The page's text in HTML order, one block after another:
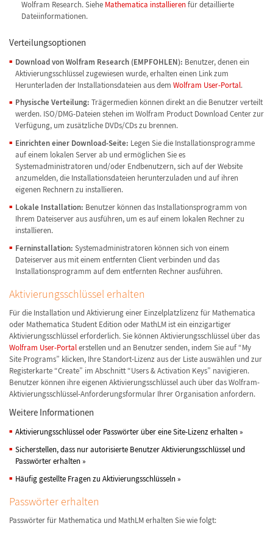
Wolfram Research. Siehe Mathematica installierenfür detaillierte
Dateiinformationen.
Verteilungsoptionen
Download von Wolfram Research (EMPFOHLEN): Benutzer, denen ein
Aktivierungsschlüssel zugewiesen wurde, erhalten einen Link zum
Herunterladen der Installationsdateien aus dem Wolfram User-Portal.
Physische Verteilung: Trägermedien können direkt an die Benutzer verteilt
werden. ISO/DMG-Dateien stehen im Wolfram Product Download Center zur
Verfügung, um zusätzliche DVDs/CDs zu brennen.
Einrichten einer Download-Seite: Legen Sie die Installationsprogramme
auf einem lokalen Server ab und ermöglichen Sie es
Systemadministratoren und/oder Endbenutzern, sich auf der Website
anzumelden, die Installationsdateien herunterzuladen und auf ihren
eigenen Rechnern zu installieren.
Lokale Installation: Benutzer können das Installationsprogramm von
Ihrem Dateiserver aus ausführen, um es auf einem lokalen Rechner zu
installieren.
Ferninstallation: Systemadministratoren können sich von einem
Dateiserver aus mit einem entfernten Client verbinden und das
Installationsprogramm auf dem entfernten Rechner ausführen.
Aktivierungsschlüssel erhalten
Für die Installation und Aktivierung einer Einzelplatzlizenz für Mathematica
oder Mathematica Student Edition oder MathLM ist ein einzigartiger
Aktivierungsschlüssel erforderlich. Sie können Aktivierungsschlüssel über das
Wolfram User-Portalerstellen und an Benutzer senden, indem Sie auf “My
Site Programs” klicken, Ihre Standort-Lizenz aus der Liste auswählen und zur
Registerkarte “Create” im Abschnitt “Users & Activation Keys” navigieren.
Benutzer können ihre eigenen Aktivierungsschlüssel auch über das Wolfram-
Aktivierungsschlüssel-Anforderungsformular Ihrer Organisation anfordern.
Weitere Informationen
Aktivierungsschlüssel oder Passwörter über eine Site-Lizenz erhalten»
Sicherstellen, dass nur autorisierte Benutzer Aktivierungsschlüssel und
Passwörter erhalten»
Häufig gestellte Fragen zu Aktivierungsschlüsseln»
Passwörter erhalten
Passwörter für Mathematica und MathLM erhalten Sie wie folgt: